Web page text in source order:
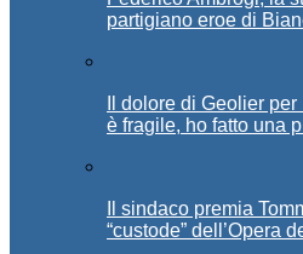
partigiano eroe di
Il dolore di Geolier
è fragile, ho fatto una
Il sindaco premia
“custode” dell’Opera